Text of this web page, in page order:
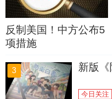
反制美国！中方公布5
项措施
3 新版
今日关注